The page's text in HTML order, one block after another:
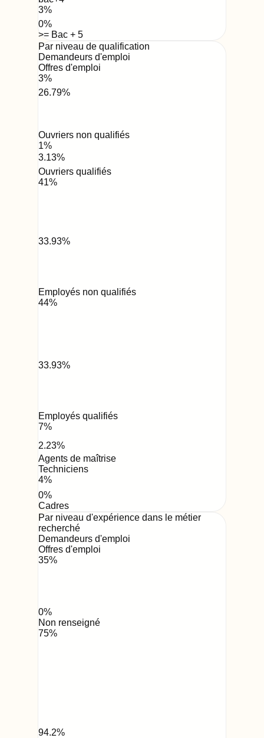
3%
0%
>= Bac + 5
Par niveau de qualification
Demandeurs d'emploi
Offres d'emploi
3%
26.79%
Ouvriers non qualifiés
1%
3.13%
Ouvriers qualifiés
41%
33.93%
Employés non qualifiés
44%
33.93%
Employés qualifiés
7%
2.23%
Agents de maîtrise
Techniciens
4%
0%
Cadres
Par niveau d'expérience dans le métier
recherché
Demandeurs d'emploi
Offres d'emploi
35%
0%
Non renseigné
75%
94.2%